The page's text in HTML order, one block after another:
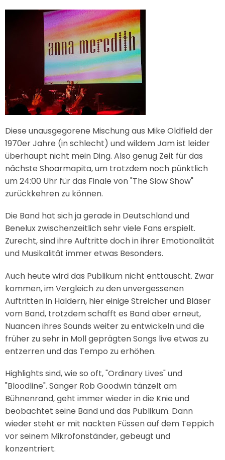
Diese unausgegorene Mischung aus Mike Oldfield der
1970er Jahre (in schlecht) und wildem Jam ist leider
überhaupt nicht mein Ding. Also genug Zeit für das
nächste Shoarmapita, um trotzdem noch pünktlich
um 24:00 Uhr für das Finale von "The Slow Show"
zurückkehren zu können.
Die Band hat sich ja gerade in Deutschland und
Benelux zwischenzeitlich sehr viele Fans erspielt.
Zurecht, sind ihre Auftritte doch in ihrer Emotionalität
und Musikalität immer etwas Besonders.
Auch heute wird das Publikum nicht enttäuscht. Zwar
kommen, im Vergleich zu den unvergessenen
Auftritten in Haldern, hier einige Streicher und Bläser
vom Band, trotzdem schafft es Band aber erneut,
Nuancen ihres Sounds weiter zu entwickeln und die
früher zu sehr in Moll geprägten Songs live etwas zu
entzerren und das Tempo zu erhöhen.
Highlights sind, wie so oft, "Ordinary Lives" und
"Bloodline". Sänger Rob Goodwin tänzelt am
Bühnenrand, geht immer wieder in die Knie und
beobachtet seine Band und das Publikum. Dann
wieder steht er mit nackten Füssen auf dem Teppich
vor seinem Mikrofonständer, gebeugt und
konzentriert.